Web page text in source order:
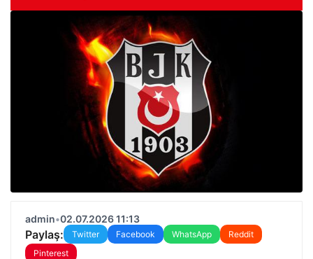
admin•02.07.2026 11:13
Paylaş: Twitter Facebook WhatsApp
Reddit
Pinterest